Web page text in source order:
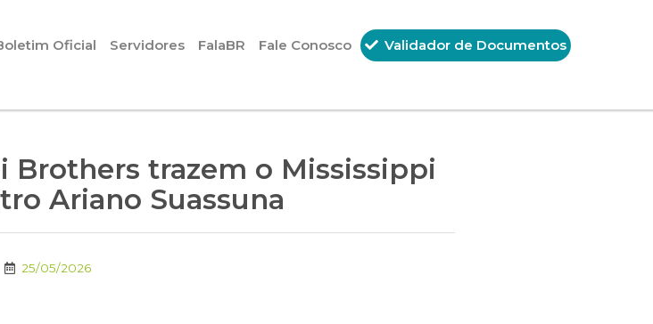
Oficial Servidores FalaBR Fale Conosco Validador de Documentos
Brothers trazem o Mississippi
Ariano Suassuna
25/05/2026